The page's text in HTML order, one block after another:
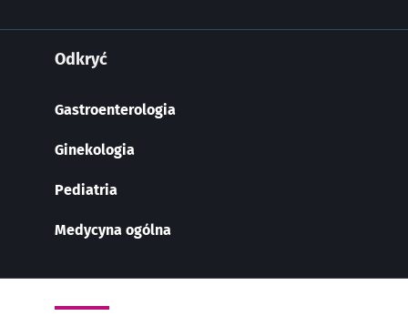
Odkryć
Gastroenterologia
Ginekologia
Pediatria
Medycyna ogólna